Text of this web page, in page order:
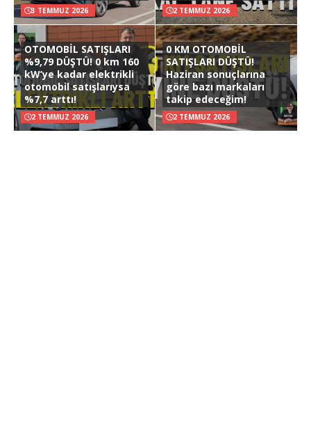
3 TEMMUZ 2026 2 TEMMUZ 2026
OTOMOBİL SATIŞLARI
%9,79 DÜŞTÜ! 0 km 160
kW’ye kadar elektrikli
otomobil satışlarıysa
%7,7 arttı!
2 TEMMUZ 2026
0 KM OTOMOBİL
SATIŞLARI DÜŞTÜ!
Haziran sonuçlarına
göre bazı markaları
takip edeceğim!
2 TEMMUZ 2026